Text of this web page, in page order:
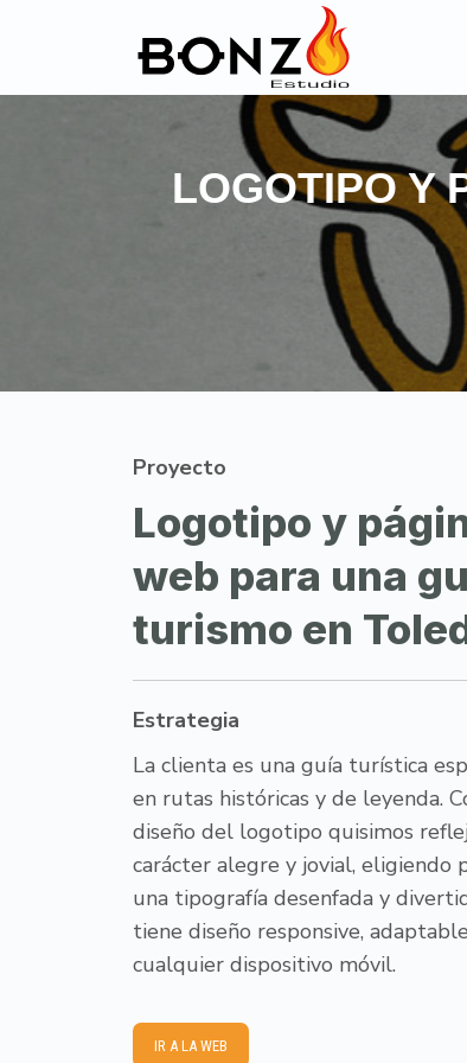
LOGOTIPO Y
Proyecto
Logotipo y
web para una
turismo en
Estrategia
La clienta es una guía turística
en rutas históricas y de leyenda.
diseño del logotipo quisimos
carácter alegre y jovial, eligiendo
una tipografía desenfada y
tiene diseño responsive,
cualquier dispositivo móvil.
IR A LA WEB